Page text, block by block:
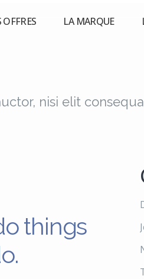
OFFRES LA MARQUE
nisi elit
things